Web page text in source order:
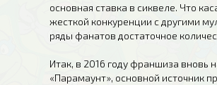
основная ставка в сиквеле. Что
жесткой конкуренции с другими
ряды фанатов достаточное
Итак, в 2016 году франшиза вновь
«Парамаунт», основной источник